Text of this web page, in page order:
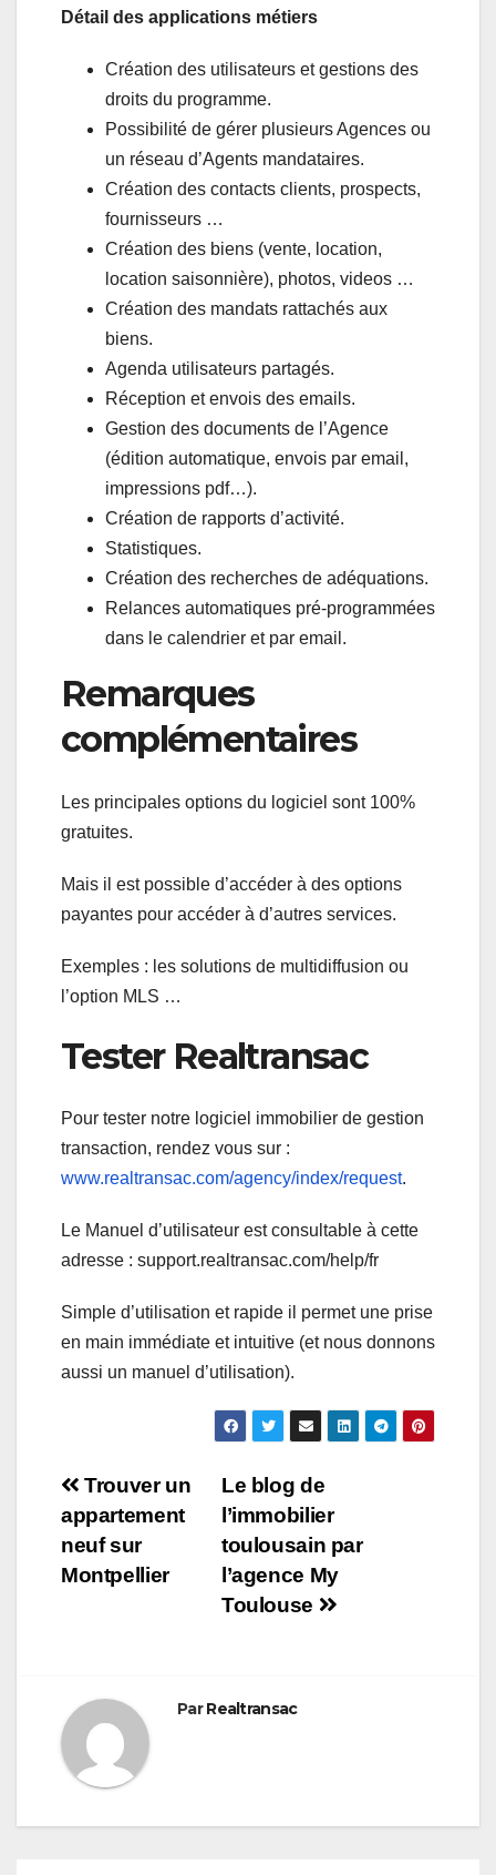
Détail des applications métiers
Création des utilisateurs et gestions des
droits du programme.
Possibilité de gérer plusieurs Agences ou
un réseau d’Agents mandataires.
Création des contacts clients, prospects,
fournisseurs …
Création des biens (vente, location,
location saisonnière), photos, videos …
Création des mandats rattachés aux
biens.
Agenda utilisateurs partagés.
Réception et envois des emails.
Gestion des documents de l’Agence
(édition automatique, envois par email,
impressions pdf…).
Création de rapports d’activité.
Statistiques.
Création des recherches de adéquations.
Relances automatiques pré-programmées
dans le calendrier et par email.
Remarques
complémentaires
Les principales options du logiciel sont 100%
gratuites.
Mais il est possible d’accéder à des options
payantes pour accéder à d’autres services.
Exemples : les solutions de multidiffusion ou
l’option MLS …
Tester Realtransac
Pour tester notre logiciel immobilier de gestion
transaction, rendez vous sur :
www.realtransac.com/agency/index/request.
Le Manuel d’utilisateur est consultable à cette
adresse : support.realtransac.com/help/fr
Simple d’utilisation et rapide il permet une prise
en main immédiate et intuitive (et nous donnons
aussi un manuel d’utilisation).
Navigation
de
l’article
Le blog de
l’immobilier
toulousain par
l’agence My
Toulouse
Trouver un
appartement
neuf sur
Montpellier
ParRealtransac